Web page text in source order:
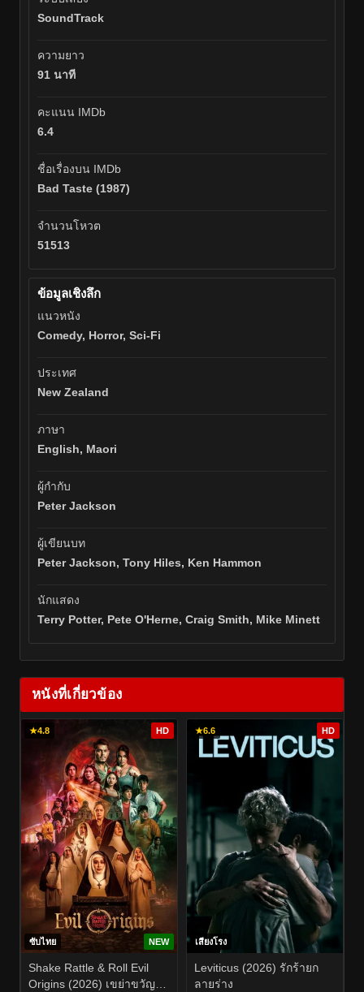
SoundTrack
ความยาว
91 นาที
คะแนน IMDb
6.4
ชื่อเรื่องบน IMDb
Bad Taste (1987)
จำนวนโหวต
51513
ข้อมูลเชิงลึก
แนวหนัง
Comedy, Horror, Sci-Fi
ประเทศ
New Zealand
ภาษา
English, Maori
ผู้กำกับ
Peter Jackson
ผู้เขียนบท
Peter Jackson, Tony Hiles, Ken Hammon
นักแสดง
Terry Potter, Pete O'Herne, Craig Smith, Mike Minett
หนังที่เกี่ยวข้อง
★4.8 HD
ซับไทย NEW
Shake Rattle & Roll Evil
Origins (2026) เขย่าขวัญ
★6.6 HD
เสียงโรง
Leviticus (2026) รักร้ายก
ลายร่าง